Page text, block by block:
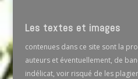
Les textes et images
contenues dans ce site sont la
auteurs et éventuellement, de
indélicat, voir risqué de les